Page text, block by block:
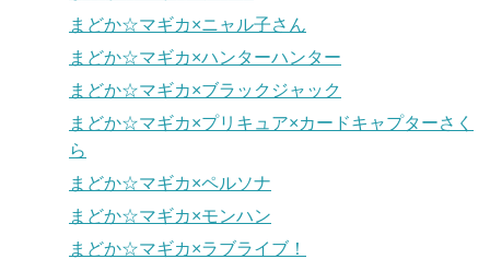
まどか☆マギカ×ニャル子さん
まどか☆マギカ×ハンターハンター
まどか☆マギカ×ブラックジャック
まどか☆マギカ×プリキュア×カードキャプターさく
ら
まどか☆マギカ×ペルソナ
まどか☆マギカ×モンハン
まどか☆マギカ×ラブライブ！